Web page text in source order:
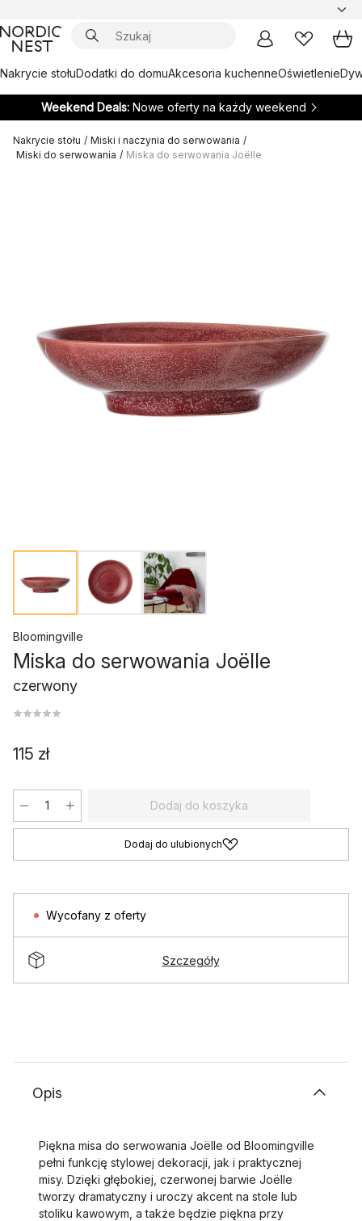
Nakrycie stołuDodatki do domuAkcesoria kuchenneOświetlenie
Weekend Deals: Nowe oferty na każdy weekend
Nakrycie stołu / Miski i naczynia do serwowania /
Miski do serwowania / Miska do serwowania Joëlle
Bloomingville
Miska do serwowania Joëlle
czerwony
115 zł
Dodaj do koszyka
Dodaj do ulubionych
Wycofany z oferty
Szczegóły
Opis
Piękna misa do serwowania Joëlle od Bloomingville
pełni funkcję stylowej dekoracji, jak i praktycznej
misy. Dzięki głębokiej, czerwonej barwie Joëlle
tworzy dramatyczny i uroczy akcent na stole lub
stoliku kawowym, a także będzie piękna przy